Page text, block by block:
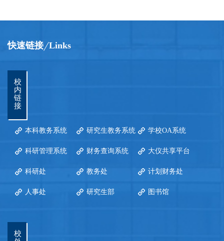
快速链接 Links
校
内
链
接
本科教务系统 研究生教务系统 学校OA系统
科研管理系统 财务查询系统 大仪共享平台
科研处 教务处 计划财务处
人事处 研究生部 图书馆
校